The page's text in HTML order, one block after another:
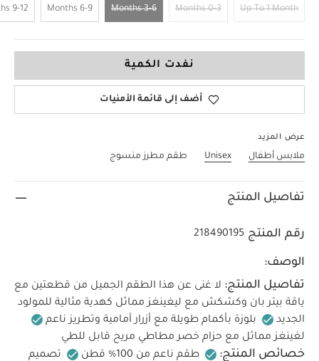
Up To 1 Month
0-3 Months
3-6 Months
6-9 Months
9-12 Months
نفدت الكمية
أضف إلى قائمة الأمنيات
عرض المزيد
ملابس أطفال Unisex طقم مطرز منسوج
تفاصيل المنتج
رقم المنتج 218490195
الوصف:
تفاصيل المنتج: لا غنى عن هذا الطقم الجميل من قطعتين مع
ياقة بيتر بان وكشكش مع ليغينغز مماثل كهدية مثالية للمولود
الجديد
بلوزة بأكمام طويلة مع أزرار أمامية وتطريز ناعم
لغينغز مماثل مع حزام خصر مطاطي مريح قابل للطي
خصائص المنتج: طقم ناعم من 100% قطن
تصميم